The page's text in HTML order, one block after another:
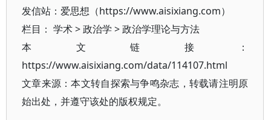
发信站：爱思想（https://www.aisixiang.com）
栏目： 学术>政治学 >政治学理论与方法
本文链接：
https://www.aisixiang.com/data/114107.html
文章来源：本文转自探索与争鸣杂志，转载请注明原
始出处，并遵守该处的版权规定。